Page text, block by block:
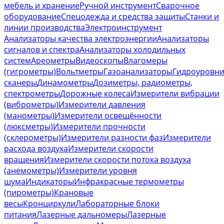
мебель и хранениеРучной инструментСварочное
оборудованиеСпецодежда и средства защитыСтанки и
линии производстваЭлектроинструмент
Анализаторы качества электроэнергииАнализаторы
сигналов и спектраАнализаторы холодильных
системАреометрыВидеоскопыВлагомеры
(гигрометры)ВольтметрыГазоанализаторыГидроуровни
сканерыДинамометрыДозиметры, радиометры,
спектрометрыДорожные колесаИзмерители вибрации
(виброметры)Измерители давления
(манометры)Измерители освещённости
(люксметры)Измерители прочности
(склерометры)Измерители разности фазИзмерители
расхода воздухаИзмерители скорости
вращенияИзмерители скорости потока воздуха
(анемометры)Измерители уровня
шумаИндикаторыИнфракрасные термометры
(пирометры)Крановые
весыКронциркулиЛабораторные блоки
питанияЛазерные дальномерыЛазерные